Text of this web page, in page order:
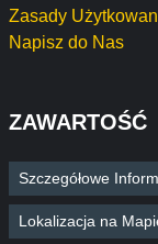
Zasady
Napisz do Nas
ZAWARTOŚĆ
Szczegółowe
Lokalizacja na